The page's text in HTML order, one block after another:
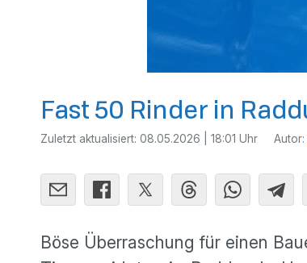
Fast 50 Rinder in
Zuletzt aktualisiert: 08.05.2026 | 18:01 Uhr Autor:
Böse Überraschung für einen